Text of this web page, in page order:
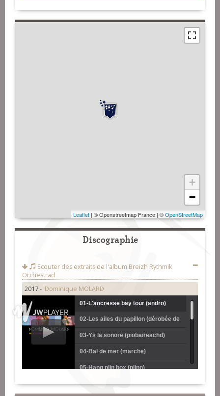
+
−
Leaflet | © Openstreetmap France | ©OpenStreetMap
Discographie
Ecouter des extraits de l'album Breizh Rythmik
Orchestrad
2017 - Dominique MOLARD
01-L'ancresse bay tour (andro)
02-Les ailes du papillon (dérobée de
Guingamp)
03-Ys la sonore (piobaireachd)
04-Bal de mer (marche)
05-Hang plin box (plinn)
06-Mab gurun (scottish)